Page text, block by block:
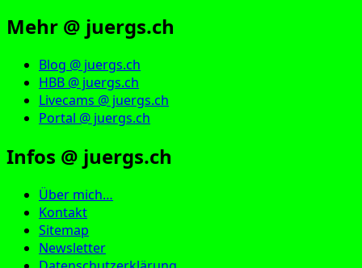
Mehr @ juergs.ch
Blog @ juergs.ch
HBB @ juergs.ch
Livecams @ juergs.ch
Portal @ juergs.ch
Infos @ juergs.ch
Über mich…
Kontakt
Sitemap
Newsletter